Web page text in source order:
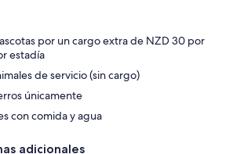
por un cargo extra de NZD 30 por
estadía
de servicio (sin cargo)
únicamente
con comida y agua
adicionales